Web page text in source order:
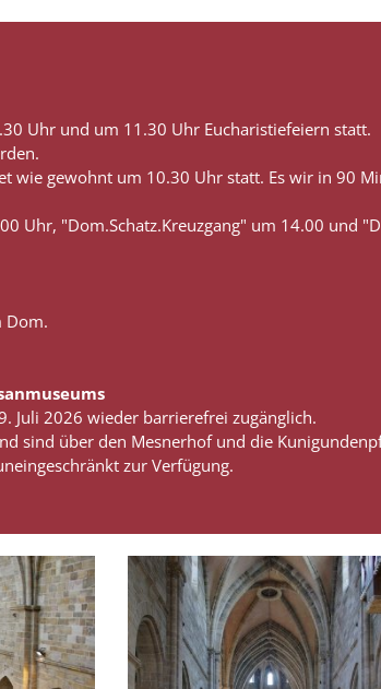
Uhr und um 11.30 Uhr Eucharistiefeiern statt.
wie gewohnt um 10.30 Uhr statt. Es wir in 90
Uhr, "Dom.Schatz.Kreuzgang" um 14.00 und
Dom.
Juli 2026 wieder barrierefrei zugänglich.
sind über den Mesnerhof und die
zur Verfügung.